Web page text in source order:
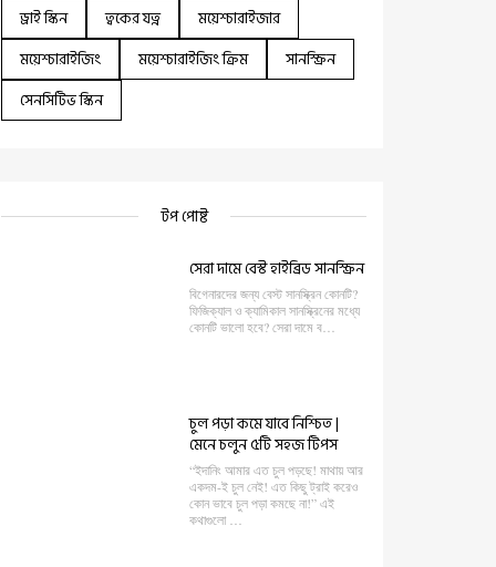
ড্রাই স্কিন
ত্বকের যত্ন
ময়েশ্চারাইজার
ময়েশ্চারাইজিং
ময়েশ্চারাইজিং ক্রিম
সানস্ক্রিন
সেনসিটিভ স্কিন
টপ পোষ্ট
সেরা দামে বেস্ট হাইব্রিড সানস্ক্রিন
বিগেনারদের জন্য বেস্ট সানস্ক্রিন কোনটি?
ফিজিক্যাল ও ক্যামিকাল সানস্ক্রিনের মধ্যে
কোনটি ভালো হবে? সেরা দামে ব…
চুল পড়া কমে যাবে নিশ্চিত |
মেনে চলুন ৫টি সহজ টিপস
“ইদানিং আমার এত চুল পড়ছে! মাথায় আর
একদম-ই চুল নেই! এত কিছু ট্রাই করেও
কোন ভাবে চুল পড়া কমছে না!” এই
কথাগুলো …